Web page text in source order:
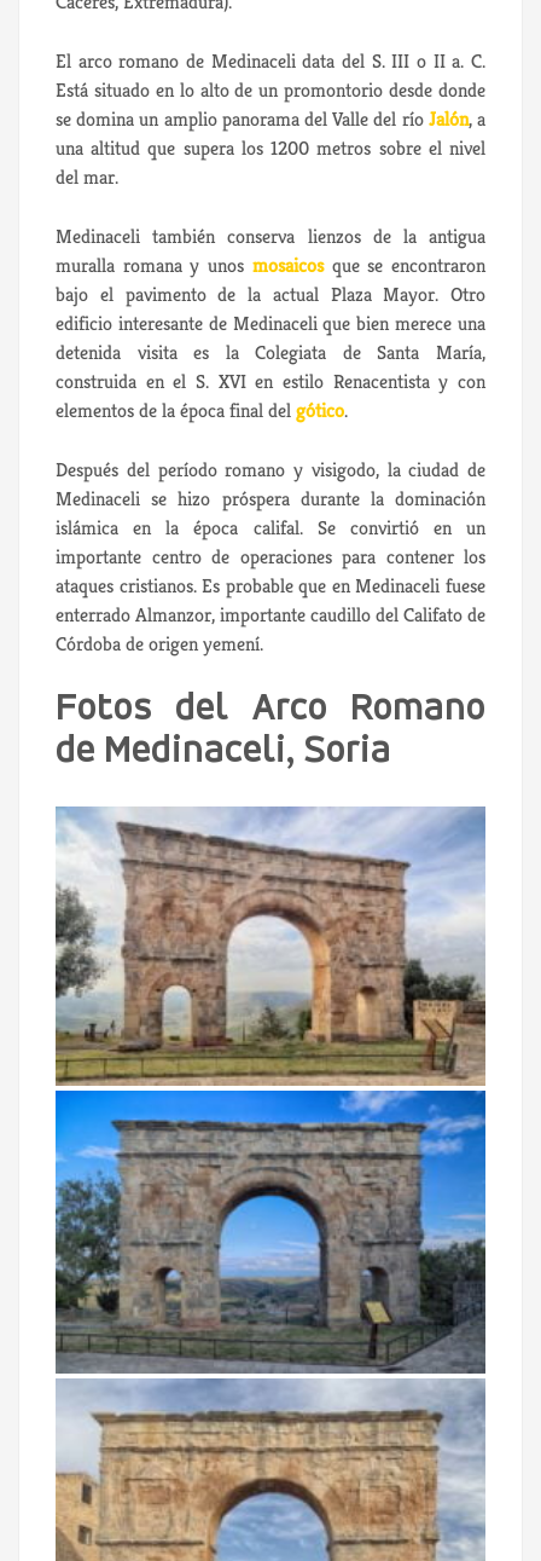
El arco romano de Medinaceli data del S. III o II a. C.
Está situado en lo alto de un promontorio desde donde
se domina un amplio panorama del Valle del ríoJalón, a
una altitud que supera los 1200 metros sobre el nivel
del mar.
Medinaceli también conserva lienzos de la antigua
muralla romana y unos mosaicosque se encontraron
bajo el pavimento de la actual Plaza Mayor. Otro
edificio interesante de Medinaceli que bien merece una
detenida visita es la Colegiata de Santa María,
construida en el S. XVI en estilo Renacentista y con
elementos de la época final delgótico.
Después del período romano y visigodo, la ciudad de
Medinaceli se hizo próspera durante la dominación
islámica en la época califal. Se convirtió en un
importante centro de operaciones para contener los
ataques cristianos. Es probable que en Medinaceli fuese
enterrado Almanzor, importante caudillo del Califato de
Córdoba de origen yemení.
Fotos del Arco Romano
de Medinaceli, Soria